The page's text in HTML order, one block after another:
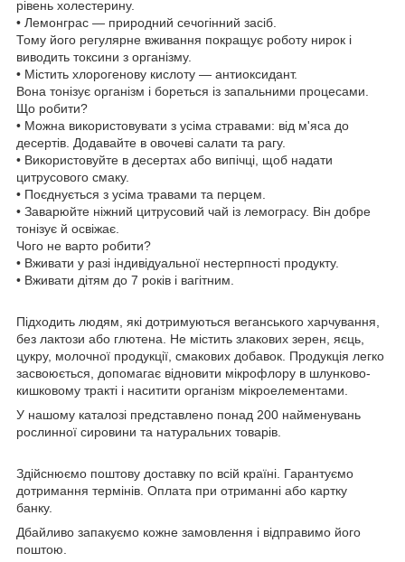
рівень холестерину.
• Лемонграс — природний сечогінний засіб.
Тому його регулярне вживання покращує роботу нирок і
виводить токсини з організму.
• Містить хлорогенову кислоту — антиоксидант.
Вона тонізує організм і бореться із запальними процесами.
Що робити?
• Можна використовувати з усіма стравами: від м'яса до
десертів. Додавайте в овочеві салати та рагу.
• Використовуйте в десертах або випічці, щоб надати
цитрусового смаку.
• Поєднується з усіма травами та перцем.
• Заварюйте ніжний цитрусовий чай із лемограсу. Він добре
тонізує й освіжає.
Чого не варто робити?
• Вживати у разі індивідуальної нестерпності продукту.
• Вживати дітям до 7 років і вагітним.
Підходить людям, які дотримуються веганського харчування,
без лактози або глютена. Не містить злакових зерен, яєць,
цукру, молочної продукції, смакових добавок. Продукція легко
засвоюється, допомагає відновити мікрофлору в шлунково-
кишковому тракті і наситити організм мікроелементами.
У нашому каталозі представлено понад 200 найменувань
рослинної сировини та натуральних товарів.
Здійснюємо поштову доставку по всій країні. Гарантуємо
дотримання термінів. Оплата при отриманні або картку
банку.
Дбайливо запакуємо кожне замовлення і відправимо його
поштою.